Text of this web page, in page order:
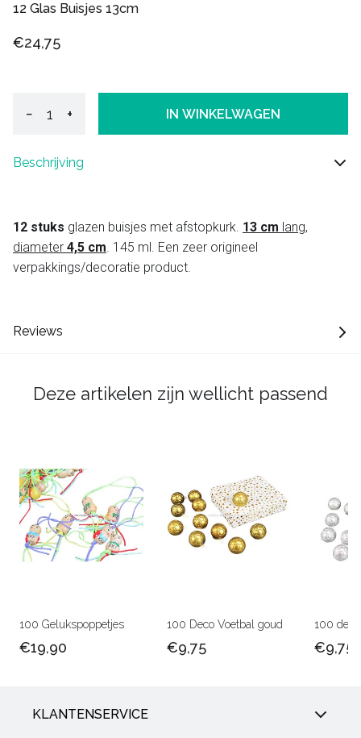
12 Glas Buisjes 13cm
€24,75
− + IN WINKELWAGEN
Beschrijving
12 stuks glazen buisjes met afstopkurk. 13 cm lang,
diameter 4,5 cm. 145 ml. Een zeer origineel
verpakkings/decoratie product.
Reviews
Deze artikelen zijn wellicht passend
100 Gelukspoppetjes
€19,90
100 Deco Voetbal goud
€9,75
100
€9,75
KLANTENSERVICE